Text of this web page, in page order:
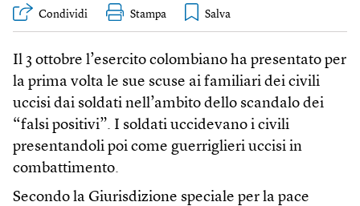
Condividi Stampa
Il 3 ottobre l’esercito colombiano ha presentato per
la prima volta le sue scuse ai familiari dei civili
uccisi dai soldati nell’ambito dello scandalo dei
“falsi positivi”. I soldati uccidevano i civili
presentandoli poi come guerriglieri uccisi in
combattimento.
Secondo la Giurisdizione speciale per la pace